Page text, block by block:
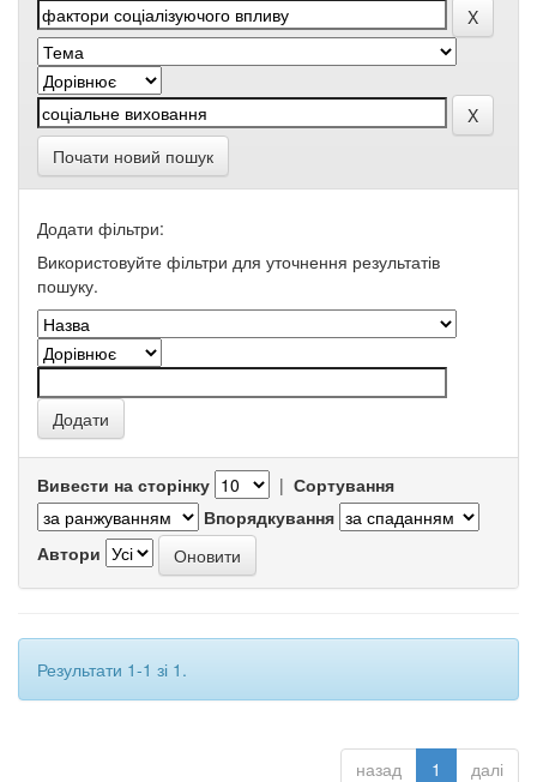
Почати новий пошук
Додати фільтри:
Використовуйте фільтри для уточнення результатів
пошуку.
Вивести на сторінку | Сортування
Впорядкування
Автори
Результати 1-1 зі 1.
назад 1 далі